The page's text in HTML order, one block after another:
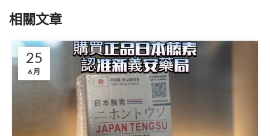
相關文章
25
6 月